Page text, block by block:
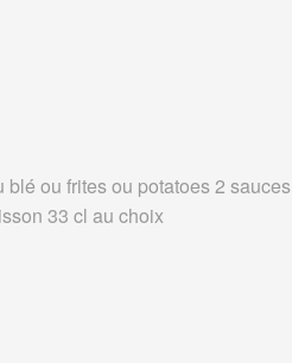
blé ou frites ou potatoes 2 sauces
33 cl au choix